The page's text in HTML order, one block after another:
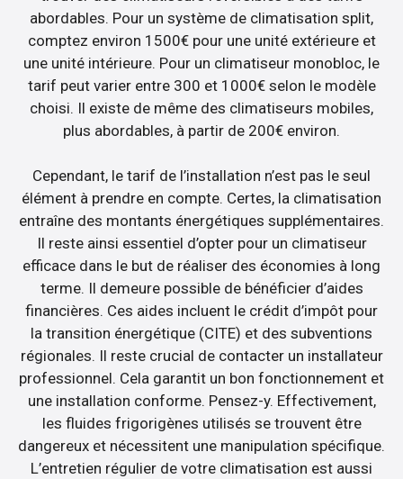
abordables. Pour un système de climatisation split,
comptez environ 1500€ pour une unité extérieure et
une unité intérieure. Pour un climatiseur monobloc, le
tarif peut varier entre 300 et 1000€ selon le modèle
choisi. Il existe de même des climatiseurs mobiles,
plus abordables, à partir de 200€ environ.
Cependant, le tarif de l’installation n’est pas le seul
élément à prendre en compte. Certes, la climatisation
entraîne des montants énergétiques supplémentaires.
Il reste ainsi essentiel d’opter pour un climatiseur
efficace dans le but de réaliser des économies à long
terme. Il demeure possible de bénéficier d’aides
financières. Ces aides incluent le crédit d’impôt pour
la transition énergétique (CITE) et des subventions
régionales. Il reste crucial de contacter un installateur
professionnel. Cela garantit un bon fonctionnement et
une installation conforme. Pensez-y. Effectivement,
les fluides frigorigènes utilisés se trouvent être
dangereux et nécessitent une manipulation spécifique.
L’entretien régulier de votre climatisation est aussi